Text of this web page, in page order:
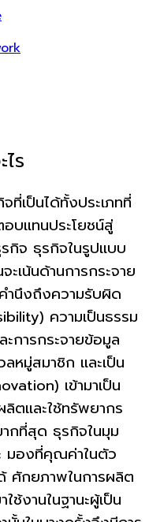
ร
ที่เป็นได้ทั้งประเภทที่
อบแทนประโยชน์สู่
กิจ ธุรกิจในรูปแบบ
เน้นด้านการกระจาย
ำนึงถึงความรับผิด
ความเป็นธรรม
การกระจายข้อมูล
ลหมู่สมาชิก และเป็น
เข้ามาเป็น
ตและใช้ทรัพยากร
กที่สุด ธุรกิจในมุม
มองที่คุณค่าในตัว
ศักยภาพในการผลิต
งานในฐานะผู้เป็น